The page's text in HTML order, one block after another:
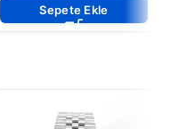
Sepete Ekle